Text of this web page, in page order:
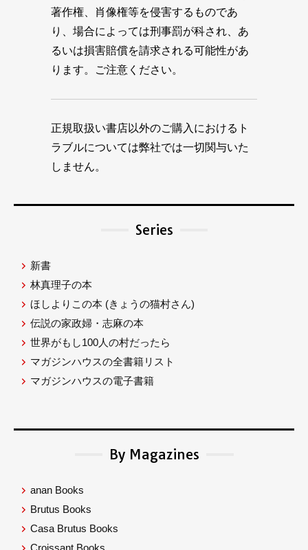
著作権、肖像権等を侵害するものであ
り、場合によっては刑事罰が科され、あ
るいは損害賠償を請求される可能性があ
ります。ご注意ください。
正規取扱い書店以外のご購入におけるト
ラブルについては弊社では一切関与いた
しません。
Series
新書
林真理子の本
ほしよりこの本 (きょうの猫村さん)
伝説の家政婦・志麻の本
世界がもし100人の村だったら
マガジンハウスの全書籍リスト
マガジンハウスの電子書籍
By Magazines
anan Books
Brutus Books
Casa Brutus Books
Croissant Books